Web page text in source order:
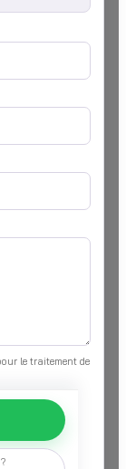
le traitement de